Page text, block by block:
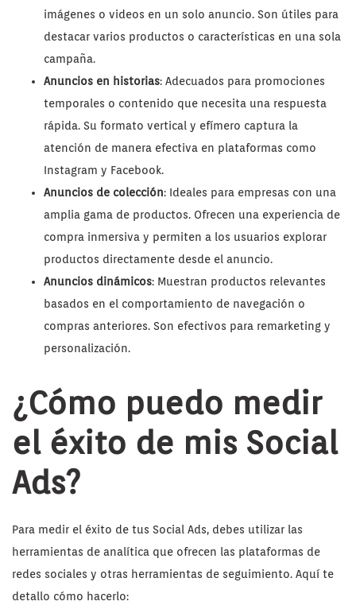
imágenes o videos en un solo anuncio. Son útiles para
destacar varios productos o características en una sola
campaña.
Anuncios en historias: Adecuados para promociones
temporales o contenido que necesita una respuesta
rápida. Su formato vertical y efímero captura la
atención de manera efectiva en plataformas como
Instagram y Facebook.
Anuncios de colección: Ideales para empresas con una
amplia gama de productos. Ofrecen una experiencia de
compra inmersiva y permiten a los usuarios explorar
productos directamente desde el anuncio.
Anuncios dinámicos: Muestran productos relevantes
basados en el comportamiento de navegación o
compras anteriores. Son efectivos para remarketing y
personalización.
¿Cómo puedo medir
el éxito de mis Social
Ads?
Para medir el éxito de tus Social Ads, debes utilizar las
herramientas de analítica que ofrecen las plataformas de
redes sociales y otras herramientas de seguimiento. Aquí te
detallo cómo hacerlo: